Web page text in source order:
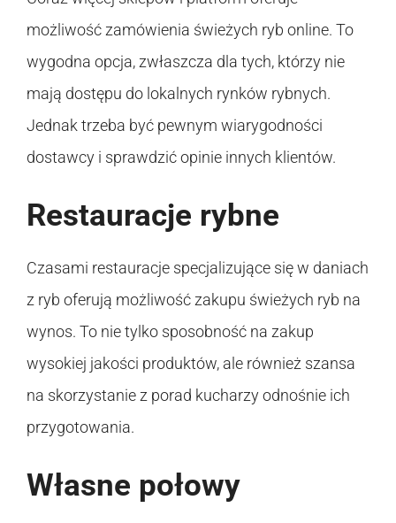
możliwość zamówienia świeżych ryb online. To
wygodna opcja, zwłaszcza dla tych, którzy nie
mają dostępu do lokalnych rynków rybnych.
Jednak trzeba być pewnym wiarygodności
dostawcy i sprawdzić opinie innych klientów.
Restauracje rybne
Czasami restauracje specjalizujące się w daniach
z ryb oferują możliwość zakupu świeżych ryb na
wynos. To nie tylko sposobność na zakup
wysokiej jakości produktów, ale również szansa
na skorzystanie z porad kucharzy odnośnie ich
przygotowania.
Własne połowy